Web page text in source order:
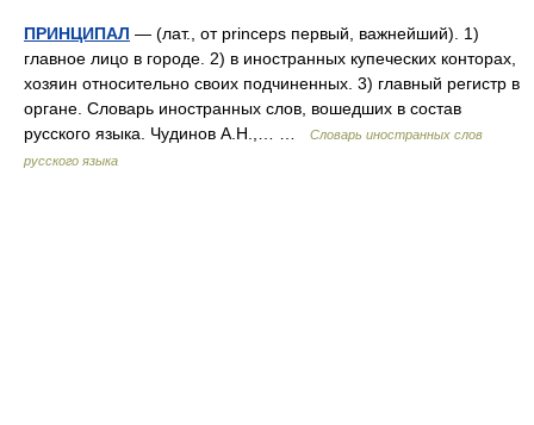
ПРИНЦИПАЛ — (лат., от princeps первый, важнейший). 1)
главное лицо в городе. 2) в иностранных купеческих конторах,
хозяин относительно своих подчиненных. 3) главный регистр в
органе. Словарь иностранных слов, вошедших в состав
русского языка. Чудинов А.Н.,… …
Словарь иностранных слов
русского языка